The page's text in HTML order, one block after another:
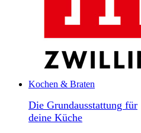
Kochen & Braten
Die Grundausstattung für
deine Küche